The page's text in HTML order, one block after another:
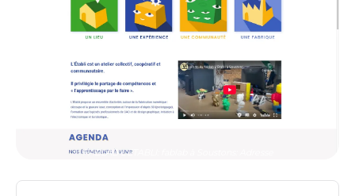
FABLAB L'ETABLI: fablab à Soustons: Adresse